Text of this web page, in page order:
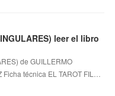
leer el libro
de GUILLERMO
técnica EL TAROT FIL…